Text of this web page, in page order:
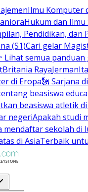
Ilmu Komputer
Hukum dan Ilmu
Pendidikan, dan
(S1)Cari gelar
Lihat semua panduan
Britania RayaJerman
di Eropa🗽 Sarjana
beasiswa
beasiswa atletik
negeriApakah studi
mendaftar sekolah di
di AsiaTerbaik